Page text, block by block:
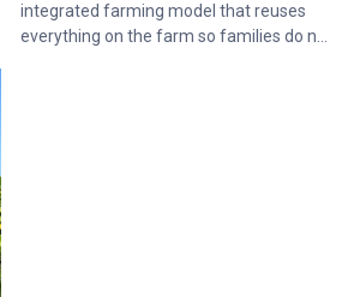
integrated farming model that reuses
everything on the farm so families do not